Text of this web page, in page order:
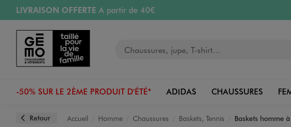
Aller au contenu principal
Aller à la navigation
LIVRAISON OFFERTE A partir de 40€
RETRAIT ET LIVRAISON OFFERTE
RÉSERVATION GRATUITE
4h en magasin
Retours OFFERTSpendant 30 jours
-50% SUR LE 2ÈME PRODUIT D'ÉTÉ* ADIDAS CHAUSSURES
Retour Accueil Homme Chaussures Baskets, Tennis Baskets homme